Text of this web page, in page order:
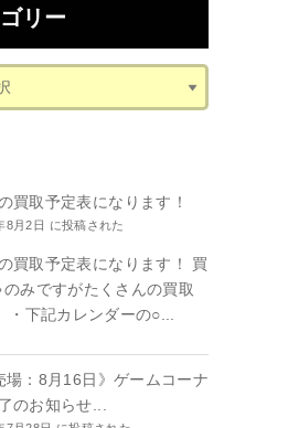
リー
買取予定表になります！
8月2日 に投稿された
買取予定表になります！ 買
みですがたくさんの買取
・下記カレンダーの○...
場：8月16日》ゲームコーナ
のお知らせ...